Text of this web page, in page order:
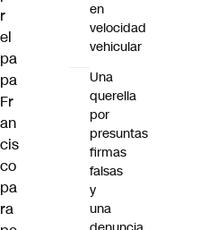
r
el
pa
pa
Fr
an
cis
co
pa
ra
en
velocidad
vehicular
Una
querella
por
presuntas
firmas
falsas
y
una